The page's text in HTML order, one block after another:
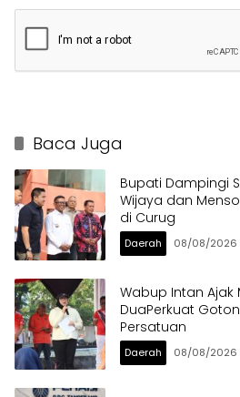
Baca Juga
Bupati Dampingi
Wijaya dan
di Curug
Daerah 08/08/2026
Wabup Intan
DuaPerkuat
Persatuan
Daerah 08/08/2026